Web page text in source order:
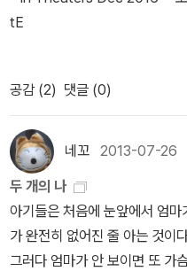
준다.‘모든 이야기가 행복하게
제 서서히 불완전한 나의 이야
다.‘이야기는 중요하(p189)’고
향해 펼쳐지려 하고 있다.
가 중요하다.(255)
tE
공감 (2) 댓글 (0)
네꼬 2013-07-26
두 개의 나
아기들은 처음에 눈앞에서 엄
가 완전히 없어진 줄 아는 것이
그러다 엄마가 안 보이면 또 가